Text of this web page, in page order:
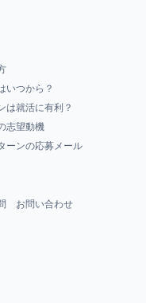
いつから？
は就活に有利？
志望動機
ーンの応募メール
お問い合わせ